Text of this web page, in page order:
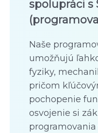
spolupráci s
Naše
umožňujú
fyziky,
pričom
pochopenie
osvojenie si
programovania